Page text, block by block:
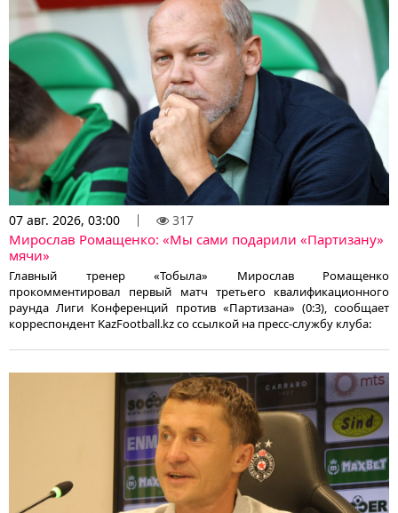
07 авг. 2026, 03:00 317
Мирослав Ромащенко: «Мы сами подарили «Партизану»
мячи»
Главный тренер «Тобыла» Мирослав Ромащенко
прокомментировал первый матч третьего квалификационного
раунда Лиги Конференций против «Партизана» (0:3), сообщает
корреспондент KazFootball.kz со ссылкой на пресс-службу клуба: